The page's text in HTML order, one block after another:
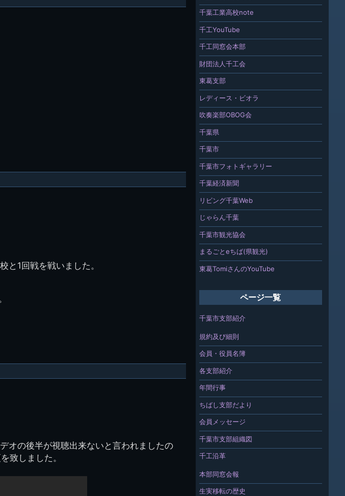
と1回戦を戦いました。
オの後半が視聴出来ないと言われましたの
致しました。
千葉工業高校note
千工YouTube
千工同窓会本部
財団法人千工会
東葛支部
レディース・ビオラ
吹奏楽部OBOG会
千葉県
千葉市
千葉市フォトギャラリー
千葉経済新聞
リビング千葉Web
じゃらん千葉
千葉市観光協会
まるごとeちば(県観光)
東葛TomiさんのYouTube
ページ一覧
千葉市支部紹介
規約及び細則
会員・役員名簿
各支部紹介
年間行事
ちばし支部だより
会員メッセージ
千葉市支部組織図
千工沿革
本部同窓会報
生実移転の歴史